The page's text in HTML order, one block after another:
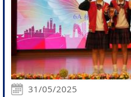
31/05/2025